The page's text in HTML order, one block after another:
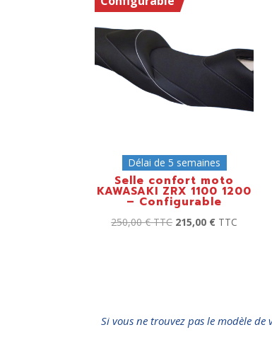
Délai de 5 semaines
Selle confort moto
KAWASAKI ZRX 1100 1200
– Configurable
250,00€ TTC 215,00 € TTC
Si vous ne trouvez pas le modèle de